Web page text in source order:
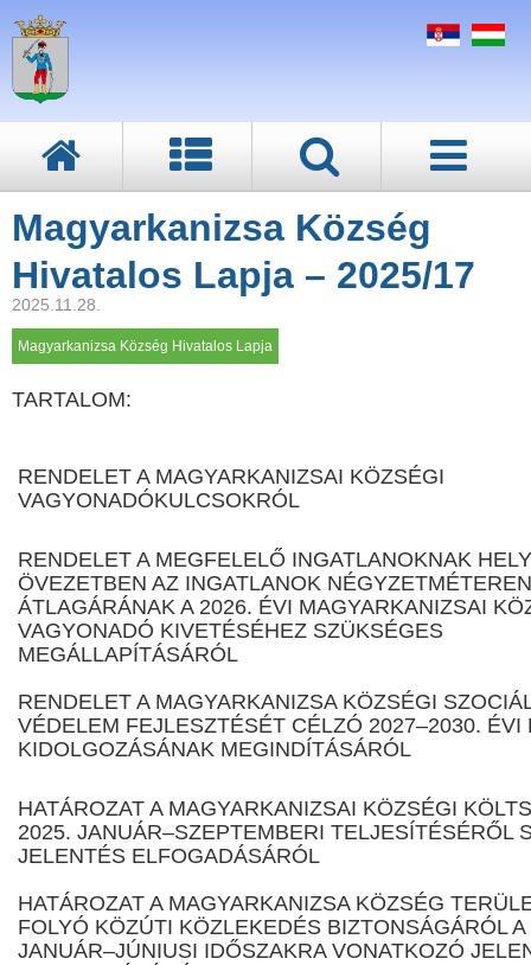
Magyarkanizsa Község
Hivatalos Lapja – 2025/17
2025.11.28.
Magyarkanizsa Község Hivatalos Lapja
TARTALOM:
RENDELET A MAGYARKANIZSAI KÖZSÉGI
VAGYONADÓKULCSOKRÓL
RENDELET A MEGFELELŐ INGATLANOKNAK
ÖVEZETBEN AZ INGATLANOK
ÁTLAGÁRÁNAK A 2026. ÉVI MAGYARKANIZSAI
VAGYONADÓ KIVETÉSÉHEZ SZÜKSÉGES
MEGÁLLAPÍTÁSÁRÓL
RENDELET A MAGYARKANIZSA KÖZSÉGI
VÉDELEM FEJLESZTÉSÉT CÉLZÓ 2027–2030. ÉVI
KIDOLGOZÁSÁNAK MEGINDÍTÁSÁRÓL
HATÁROZAT A MAGYARKANIZSAI KÖZSÉGI
2025. JANUÁR–SZEPTEMBERI TELJESÍTÉSÉRŐL
JELENTÉS ELFOGADÁSÁRÓL
HATÁROZAT A MAGYARKANIZSA KÖZSÉG
FOLYÓ KÖZÚTI KÖZLEKEDÉS BIZTONSÁGÁRÓL A
JANUÁR–JÚNIUSI IDŐSZAKRA VONATKOZÓ